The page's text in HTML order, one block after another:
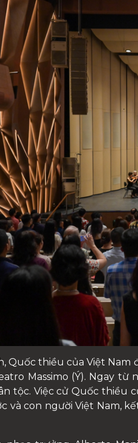
Quốc thiều của Việt Nam
Massimo (Ý). Ngay
tộc. Việc cử Quốc thiều
và con người Việt Nam,